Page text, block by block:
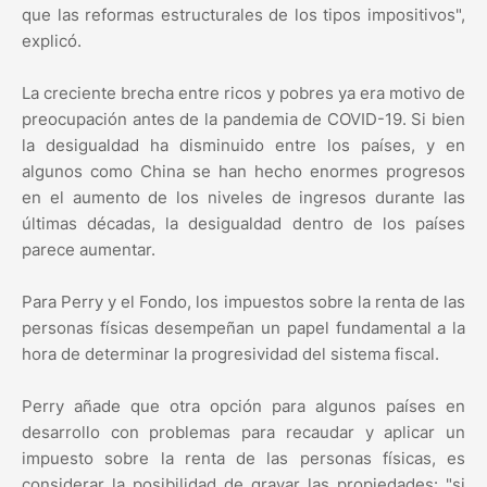
que las reformas estructurales de los tipos impositivos",
explicó.
La creciente brecha entre ricos y pobres ya era motivo de
preocupación antes de la pandemia de COVID-19. Si bien
la desigualdad ha disminuido entre los países, y en
algunos como China se han hecho enormes progresos
en el aumento de los niveles de ingresos durante las
últimas décadas, la desigualdad dentro de los países
parece aumentar.
Para Perry y el Fondo, los impuestos sobre la renta de las
personas físicas desempeñan un papel fundamental a la
hora de determinar la progresividad del sistema fiscal.
Perry añade que otra opción para algunos países en
desarrollo con problemas para recaudar y aplicar un
impuesto sobre la renta de las personas físicas, es